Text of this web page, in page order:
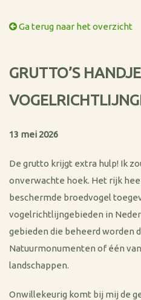
Ga terug naar het overzicht
GRUTTO’S
13 mei 2026
De grutto krijgt extra hulp! Ik
onverwachte hoek. Het rijk
beschermde broedvogel
vogelrichtlijngebieden in
gebieden die beheerd worden
Natuurmonumenten of één
landschappen.
Onwillekeurig komt bij mij de